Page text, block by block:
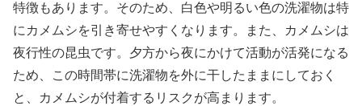
特徴もあります。そのため、白色や明るい色の洗濯物は特
にカメムシを引き寄せやすくなります。また、カメムシは
夜行性の昆虫です。夕方から夜にかけて活動が活発になる
ため、この時間帯に洗濯物を外に干したままにしておく
と、カメムシが付着するリスクが高まります。